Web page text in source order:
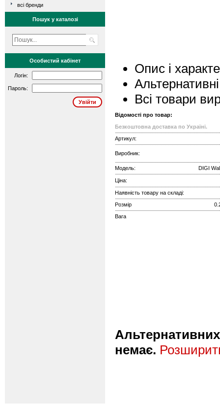
всі бренди
Пошук у каталозі
Особистий кабінет
Логін:
Пароль:
Опис і
Всі товари
Відомості про товар:
Безкоштовна доставка по Україні.
Артикул:
Виробник:
Модель: DIGI
Ціна:
Наявність товару на складі:
Розмір
Вага
Альтернативних
немає.